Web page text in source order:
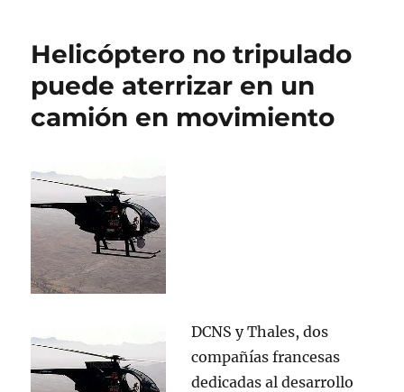
Helicóptero no tripulado
puede aterrizar en un
camión en movimiento
DCNS y Thales, dos
compañías francesas
dedicadas al desarrollo